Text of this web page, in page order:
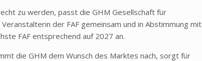
zu werden, passt die GHM Gesellschaft für
der FAF gemeinsam und in Abstimmung mit
FAF entsprechend auf 2027 an.
die GHM dem Wunsch des Marktes nach, sorgt für